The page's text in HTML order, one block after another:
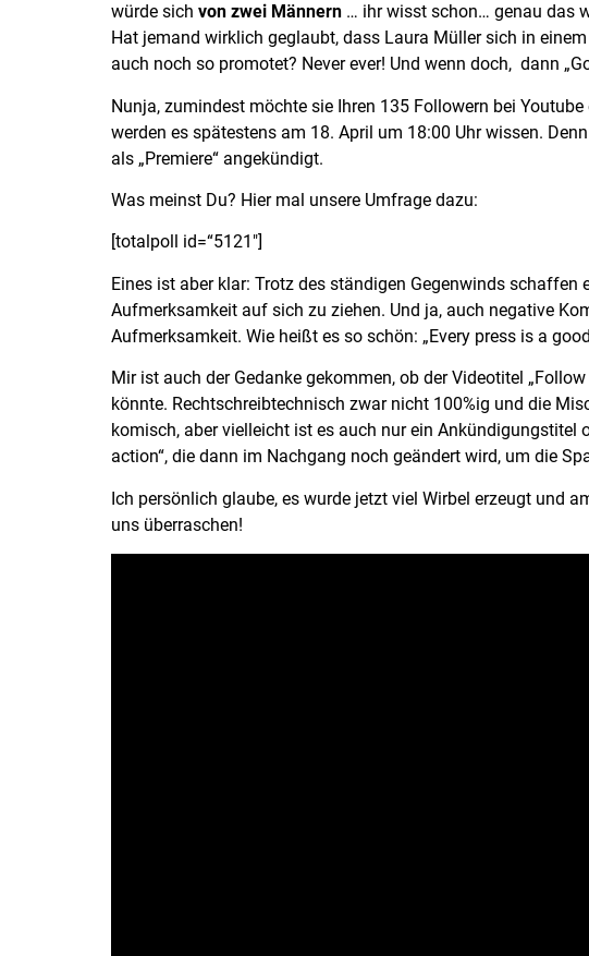
würde sich von zwei Männern … ihr wisst schon… genau das
Hat jemand wirklich geglaubt, dass Laura Müller sich in
auch noch so promotet? Never ever! Und wenn doch, dann
Nunja, zumindest möchte sie Ihren 135 Followern bei
werden es spätestens am 18. April um 18:00 Uhr wissen.
als „Premiere“ angekündigt.
Was meinst Du? Hier mal unsere Umfrage dazu:
[totalpoll id=“5121″]
Eines ist aber klar: Trotz des ständigen Gegenwinds schaffen
Aufmerksamkeit auf sich zu ziehen. Und ja, auch negative
Aufmerksamkeit. Wie heißt es so schön: „Every press is a
Mir ist auch der Gedanke gekommen, ob der Videotitel
könnte. Rechtschreibtechnisch zwar nicht 100%ig und die
komisch, aber vielleicht ist es auch nur ein Ankündigungstitel
action“, die dann im Nachgang noch geändert wird, um die
Ich persönlich glaube, es wurde jetzt viel Wirbel erzeugt und
uns überraschen!